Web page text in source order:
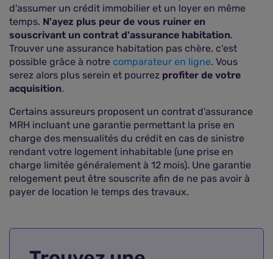
d'assumer un crédit immobilier et un loyer en même
temps. N'ayez plus peur de vous ruiner en
souscrivant un contrat d'assurance habitation.
Trouver une assurance habitation pas chère, c'est
possible grâce à notre comparateur en ligne. Vous
serez alors plus serein et pourrez profiter de votre
acquisition.
Certains assureurs proposent un contrat d'assurance
MRH incluant une garantie permettant la prise en
charge des mensualités du crédit en cas de sinistre
rendant votre logement inhabitable (une prise en
charge limitée généralement à 12 mois). Une garantie
relogement peut être souscrite afin de ne pas avoir à
payer de location le temps des travaux.